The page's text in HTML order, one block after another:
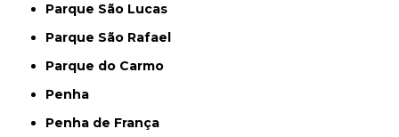
Parque São Lucas
Parque São Rafael
Parque do Carmo
Penha
Penha de França